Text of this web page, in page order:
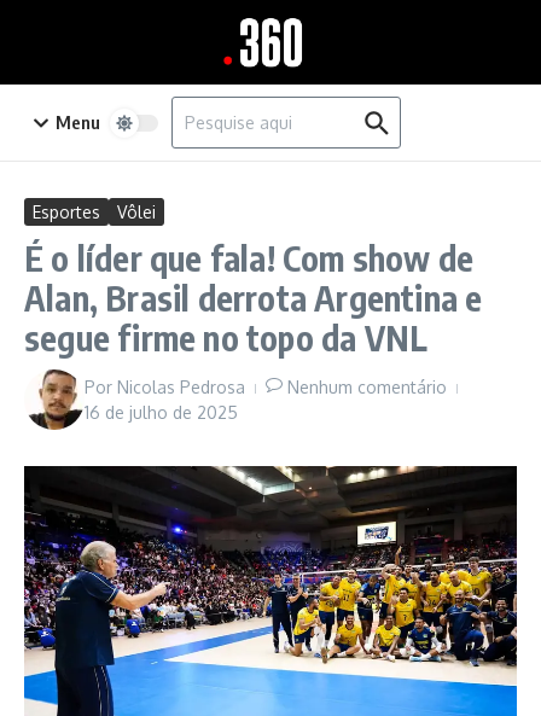
Menu
Procurar por:
Esportes Vôlei
É o líder que fala! Com show de
Alan, Brasil derrota Argentina e
segue firme no topo da VNL
Por Nicolas Pedrosa
Nenhum comentário
16 de julho de 2025